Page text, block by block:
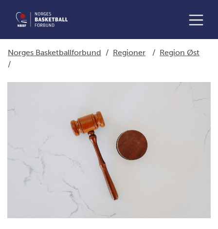
Norges Basketballforbund / Regioner / Region Øst
/